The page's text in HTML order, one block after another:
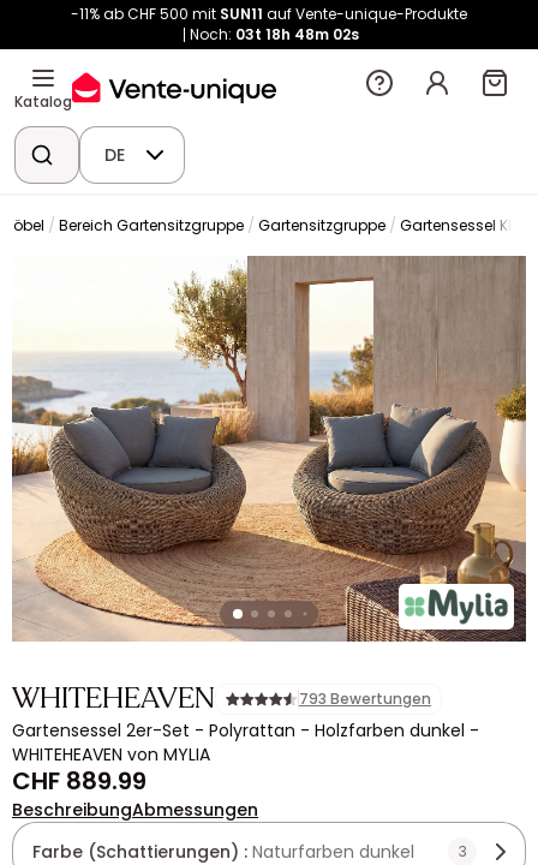
-11% ab CHF 500 mit SUN11 auf Vente-unique-Produkte
Noch: 03t 18h 48m 02s
Katalog
DE
Bereich Gartensitzgruppe Gartensitzgruppe Gartensessel
WHITEHEAVEN 793 Bewertungen
Gartensessel 2er-Set - Polyrattan - Holzfarben dunkel -
WHITEHEAVEN von MYLIA
CHF 889.99
BeschreibungAbmessungen
Farbe (Schattierungen) : Naturfarben dunkel 3